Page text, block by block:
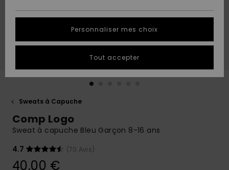
A
Découvrir
A
Découvrir
tailles
conversation
obtenir la
plus rapide
à votre
Démarrer
QUIKSILVER
Sweats à Capuche
Comp Logo
Sweat à capuche Bleu Garçon 8-16 ans
4.7
(70 Avis)
40,00 €
Personnaliser mes choix
Tout accepter